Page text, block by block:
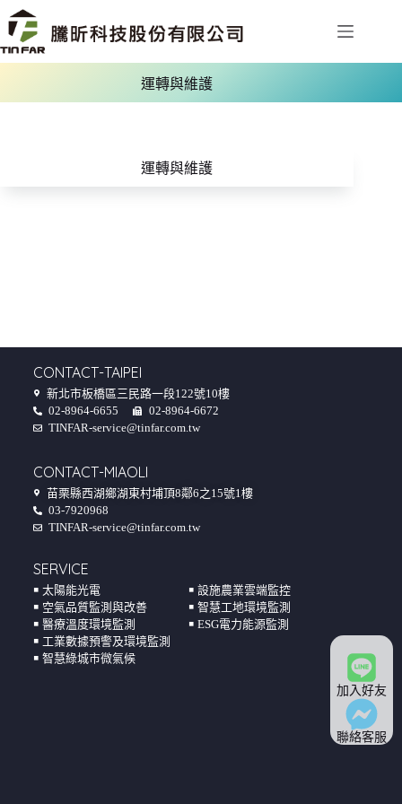
運轉與維護
運轉與維護
CONTACT-TAIPEI
新北市板橋區三民路一段122號10樓
02-8964-6655
02-8964-6672
TINFAR-service@tinfar.com.tw
加入好友
聯絡客服
CONTACT-MIAOLI
苗栗縣西湖鄉湖東村埔頂8鄰6之15號1樓
03-7920968
TINFAR-service@tinfar.com.tw
SERVICE
￭ 太陽能光電
￭ 空氣品質監測與改善
￭ 醫療溫度環境監測
￭ 工業數據預警及環境監測
￭ 智慧綠城市微氣候
￭ 設施農業雲端監控
￭ 智慧工地環境監測
￭ ESG電力能源監測